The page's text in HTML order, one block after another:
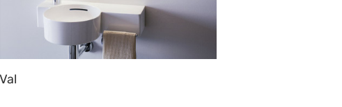
Val